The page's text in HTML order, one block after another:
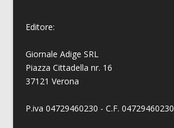
Editore:
Giornale Adige SRL
Piazza Cittadella nr. 16
37121 Verona
P.iva 04729460230 - C.F. 04729460230